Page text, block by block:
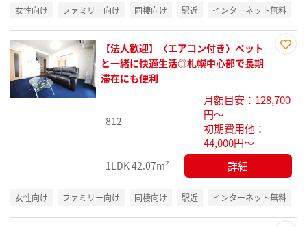
女性向け ファミリー向け 同棲向け 駅近 インターネット無料
録
【法人歓迎】〈エアコン付き〉ペット
と一緒に快適生活◎札幌中心部で長期
滞在にも便利
812
月額目安：128,700
円～
初期費用他：
44,000円～
1LDK42.07m² 詳細
女性向け ファミリー向け 同棲向け 駅近 インターネット無料